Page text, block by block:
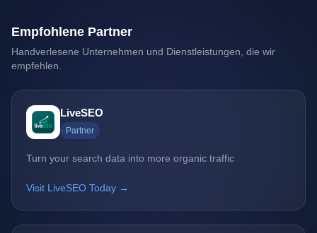
Empfohlene Partner
Handverlesene Unternehmen und Dienstleistungen, die wir
empfehlen.
LiveSEO
Partner
Turn your search data into more organic traffic
Visit LiveSEO Today →